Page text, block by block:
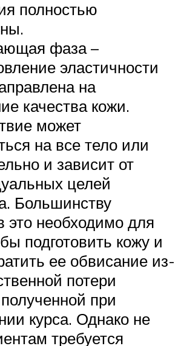
полностью
фаза –
эластичности
на
качества кожи.
может
на все тело или
и зависит от
целей
Большинству
это необходимо для
подготовить кожу и
ее обвисание из-
потери
при
курса. Однако не
требуется